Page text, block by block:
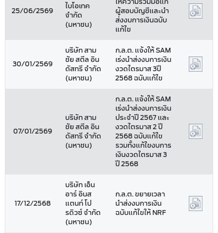
25/06/2569
ไบโอเทค
จำกัด
(มหาชน)
ผู้สอบบัญชีและนำ
ส่งงบการเงินฉบับ
แก้ไข
30/01/2569
บริษัท สาม
ชัย สตีล อิน
ดัสทรี จำกัด
(มหาชน)
ก.ล.ต. แจ้งให้ SAM
เร่งนำส่งงบการเงิน
งวดไตรมาส 3ปี
2568 ฉบับแก้ไข
07/01/2569
บริษัท สาม
ชัย สตีล อิน
ดัสทรี จำกัด
(มหาชน)
ก.ล.ต. แจ้งให้ SAM
เร่งนำส่งงบการเงิน
ประจำปี 2567 และ
งวดไตรมาส 2 ปี
2568 ฉบับแก้ไข
รวมทั้งแก้ไขงบการ
เงินงวดไตรมาส 3
ปี 2568
17/12/2568
บริษัท เอ็น
อาร์ อินส
แตนท์ โป
รดิวซ์ จำกัด
(มหาชน)
ก.ล.ต. ขยายเวลา
นำส่งงบการเงิน
ฉบับแก้ไขให้ NRF